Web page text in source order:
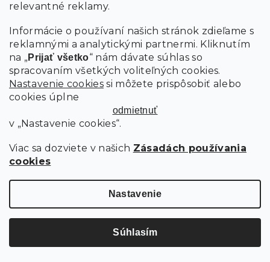
relevantné reklamy.
Informácie o používaní našich stránok zdieľame s
reklamnými a analytickými partnermi. Kliknutím
na „Prijať všetko“ nám dávate súhlas so
spracovaním všetkých voliteľných cookies.
Nastavenie cookies si môžete prispôsobiť alebo
cookies úplne
odmietnuť
v „Nastavenie cookies“.
Viac sa dozviete v našich Zásadách používania
cookies
Nastavenie
Súhlasím
ČIERNE KANCELÁRSKE KRESLO AVOLA Z EKO KOŽE
40.30 €